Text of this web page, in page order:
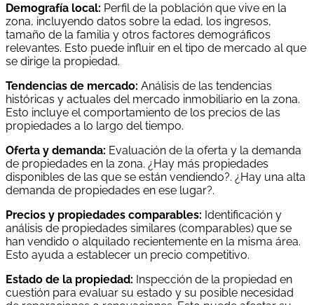
Demografía local: Perfil de la población que vive en la
zona, incluyendo datos sobre la edad, los ingresos,
tamaño de la familia y otros factores demográficos
relevantes. Esto puede influir en el tipo de mercado al que
se dirige la propiedad.
Tendencias de mercado: Análisis de las tendencias
históricas y actuales del mercado inmobiliario en la zona.
Esto incluye el comportamiento de los precios de las
propiedades a lo largo del tiempo.
Oferta y demanda: Evaluación de la oferta y la demanda
de propiedades en la zona. ¿Hay más propiedades
disponibles de las que se están vendiendo?. ¿Hay una alta
demanda de propiedades en ese lugar?.
Precios y propiedades comparables: Identificación y
análisis de propiedades similares (comparables) que se
han vendido o alquilado recientemente en la misma área.
Esto ayuda a establecer un precio competitivo.
Estado de la propiedad: Inspección de la propiedad en
cuestión para evaluar su estado y su posible necesidad